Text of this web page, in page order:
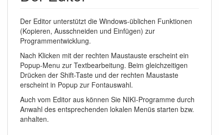
Der Editor unterstützt die Windows-üblichen Funktionen
(Kopieren, Ausschneiden und Einfügen) zur
Programmentwicklung.
Nach Klicken mit der rechten Maustauste erscheint ein
Popup-Menu zur Textbearbeitung. Beim gleichzeitigen
Drücken der Shift-Taste und der rechten Maustaste
erscheint in Popup zur Fontauswahl.
Auch vom Editor aus können Sie NIKI-Programme durch
Anwahl des entsprechenden lokalen Menüs starten bzw.
anhalten.